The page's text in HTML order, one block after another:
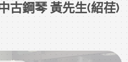
古鋼琴 黃先生(紹荏)